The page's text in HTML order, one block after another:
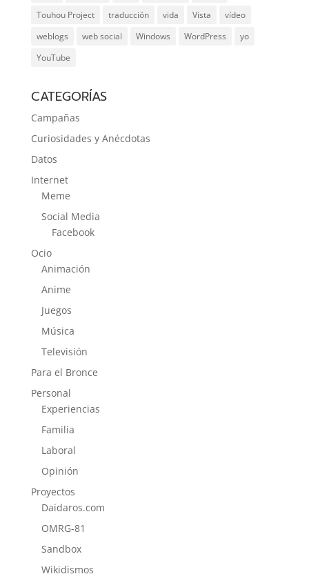
Touhou Project
traducción vida Vista
vídeo
weblogs
web social Windows WordPress
yo
YouTube
CATEGORÍAS
Campañas
Curiosidades y Anécdotas
Datos
Internet
Meme
Social Media
Facebook
Ocio
Animación
Anime
Juegos
Música
Televisión
Para el Bronce
Personal
Experiencias
Familia
Laboral
Opinión
Proyectos
Daidaros.com
OMRG-81
Sandbox
Wikidismos